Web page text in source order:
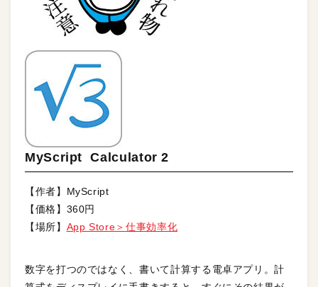
MyScript Calculator 2
【作者】MyScript
【価格】360円
【場所】 App Store＞仕事効率化
数字を打つのではなく、書いて計算する電卓アプリ。計